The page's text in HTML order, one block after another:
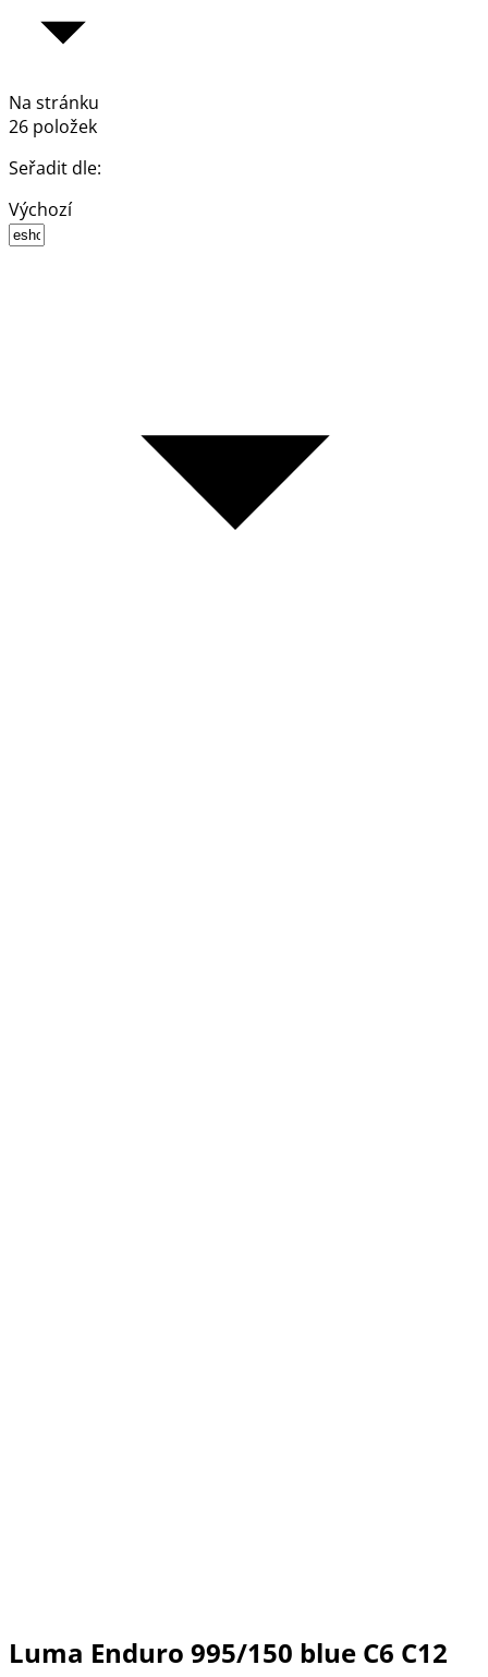
Na stránku
26 položek
Seřadit dle:
Výchozí
Luma Enduro 995/150 blue C6 C12